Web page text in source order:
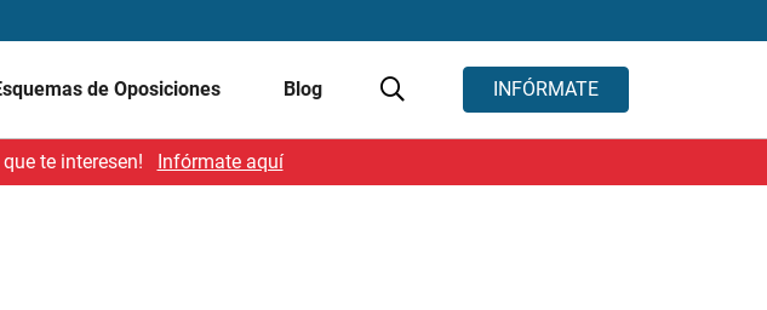
de Oposiciones Blog INFÓRMATE
te interesen! Infórmate aquí